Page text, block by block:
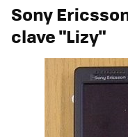
Sony
clave "Lizy"